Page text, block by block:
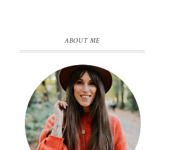
ABOUT ME